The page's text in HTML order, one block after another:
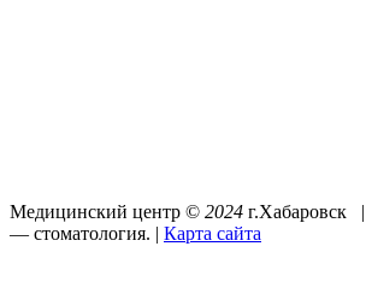
Медицинский центр © 2024 г.Хабаровск |
— стоматология. | Карта сайта